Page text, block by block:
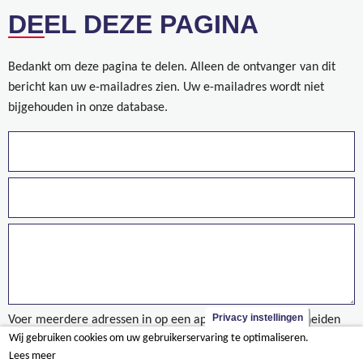
DEEL DEZE PAGINA
Bedankt om deze pagina te delen. Alleen de ontvanger van dit
bericht kan uw e-mailadres zien. Uw e-mailadres wordt niet
bijgehouden in onze database.
Voer meerdere adressen in op een aparte regels of gescheiden
door een komma.
Privacy instellingen
Wij gebruiken cookies om uw gebruikerservaring te optimaliseren.
Lees meer